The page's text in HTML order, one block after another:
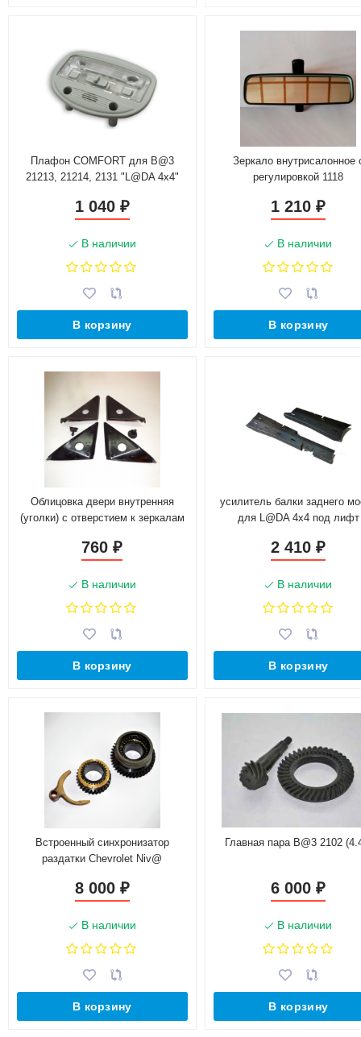
Плафон COMFORT для B@3
21213, 21214, 2131 "L@DA 4х4"
1 040 ₽
В наличии
В корзину
Зеркало внутрисалонное
регулировкой 1118
1 210₽
В наличии
В корзину
Облицовка двери внутренняя
(уголки) с отверстием к зеркалам
760₽
В наличии
В корзину
усилитель балки заднего
для L@DA 4x4 под лифт
2 410₽
В наличии
В корзину
Встроенный синхронизатор
раздатки Chevrolet Niv@
8 000 ₽
В наличии
В корзину
Главная пара B@3 2102
6 000₽
В наличии
В корзину